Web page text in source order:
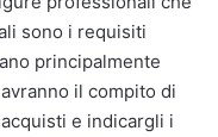
sono i requisiti
principalmente
il compito di
e indicargli i